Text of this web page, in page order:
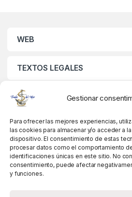
Gestionar
Para ofrecer las mejores experiencias,
las cookies para almacenar y/o acceder a
dispositivo. El consentimiento de estas
procesar datos como el comportamiento
identificaciones únicas en este sitio. No
consentimiento, puede afectar
y funciones.
WEB
TEXTOS LEGALES
MIS DATOS